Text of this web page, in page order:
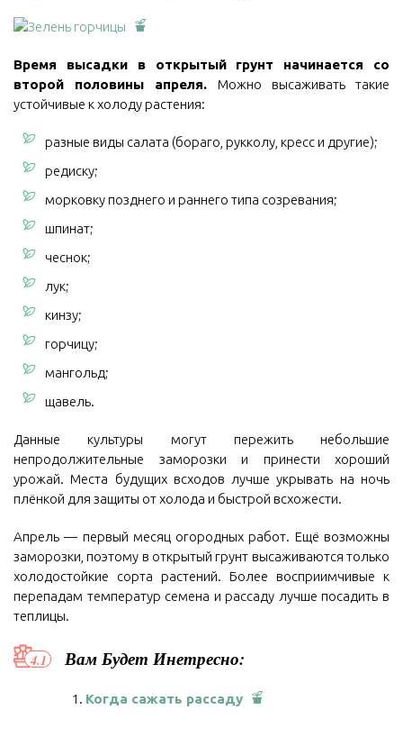
Время высадки в открытый грунт начинается со
второй половины апреля. Можно высаживать такие
устойчивые к холоду растения:
разные виды салата (бораго, рукколу, кресс и другие);
редиску;
морковку позднего и раннего типа созревания;
шпинат;
чеснок;
лук;
кинзу;
горчицу;
мангольд;
щавель.
Данные культуры могут пережить небольшие
непродолжительные заморозки и принести хороший
урожай. Места будущих всходов лучше укрывать на ночь
плёнкой для защиты от холода и быстрой всхожести.
Апрель — первый месяц огородных работ. Ещё возможны
заморозки, поэтому в открытый грунт высаживаются только
холодостойкие сорта растений. Более восприимчивые к
перепадам температур семена и рассаду лучше посадить в
теплицы.
Вам Будет Инетресно:
Когда сажать рассаду